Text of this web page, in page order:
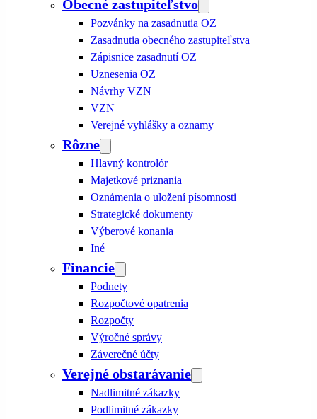
Obecné zastupiteľstvo
Pozvánky na zasadnutia OZ
Zasadnutia obecného zastupiteľstva
Zápisnice zasadnutí OZ
Uznesenia OZ
Návrhy VZN
VZN
Verejné vyhlášky a oznamy
Rôzne
Hlavný kontrolór
Majetkové priznania
Oznámenia o uložení písomnosti
Strategické dokumenty
Výberové konania
Iné
Financie
Podnety
Rozpočtové opatrenia
Rozpočty
Výročné správy
Záverečné účty
Verejné obstarávanie
Nadlimitné zákazky
Podlimitné zákazky